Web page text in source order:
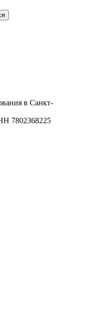
в Санкт-
7802368225